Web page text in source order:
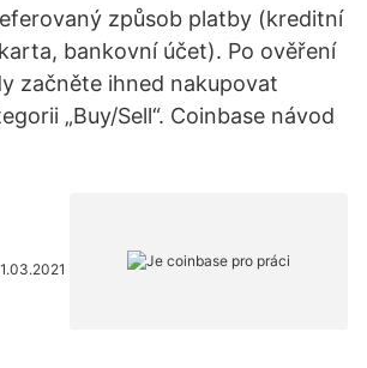
způsob platby (kreditní
bankovní účet). Po ověření
začněte ihned nakupovat
„Buy/Sell“. Coinbase návod